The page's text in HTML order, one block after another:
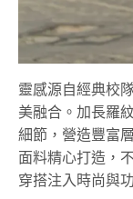
靈感源自經典校
美融合。加長羅
細節，營造豐富
面料精心打造，
穿搭注入時尚與